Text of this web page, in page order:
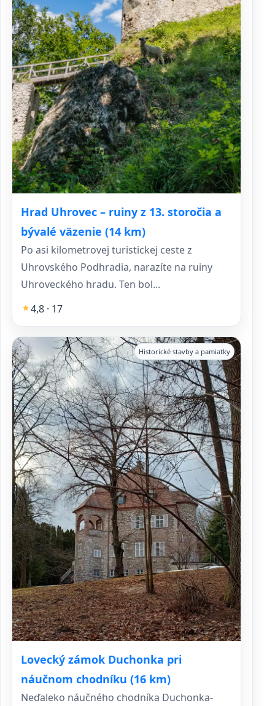
Hrad Uhrovec – ruiny z 13. storočia a
bývalé väzenie (14 km)
Po asi kilometrovej turistickej ceste z
Uhrovského Podhradia, narazíte na ruiny
Uhroveckého hradu. Ten bol...
4,8 · 17
Lovecký zámok Duchonka pri
náučnom chodníku (16 km)
Historické stavby a pamiatky
Neďaleko náučného chodníka Duchonka-